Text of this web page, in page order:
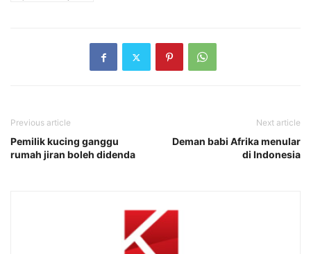
Previous article
Pemilik kucing ganggu
rumah jiran boleh didenda
Next article
Deman babi Afrika menular
di Indonesia